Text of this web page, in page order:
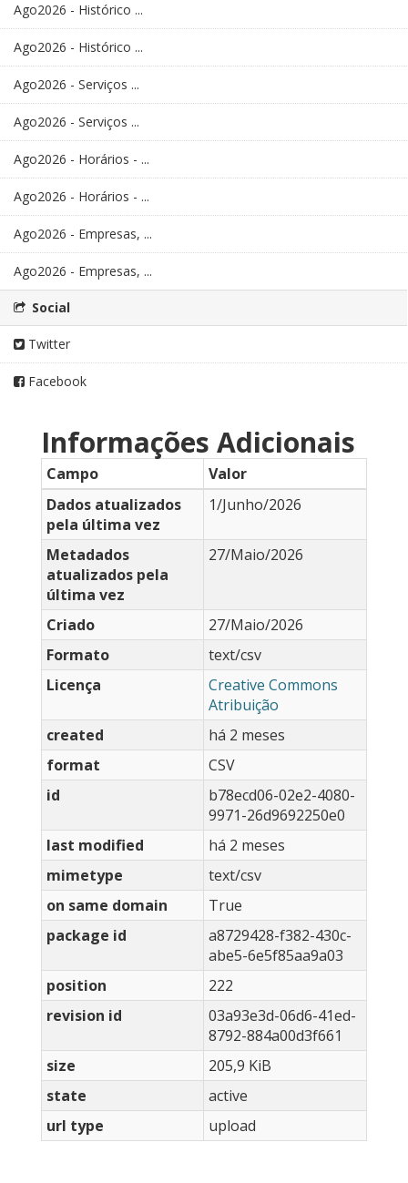
Ago2026 - Histórico ...
Ago2026 - Histórico ...
Ago2026 - Serviços ...
Ago2026 - Serviços ...
Ago2026 - Horários - ...
Ago2026 - Horários - ...
Ago2026 - Empresas, ...
Ago2026 - Empresas, ...
Social
Twitter
Facebook
Informações Adicionais
Campo
Valor
Dados atualizados
pela última vez
1/Junho/2026
Metadados
atualizados pela
última vez
27/Maio/2026
Criado
27/Maio/2026
Formato
text/csv
Licença
Creative Commons
Atribuição
created
há 2 meses
format
CSV
id
b78ecd06-02e2-4080-
9971-26d9692250e0
last modified
há 2 meses
mimetype
text/csv
on same domain
True
package id
a8729428-f382-430c-
abe5-6e5f85aa9a03
position
222
revision id
03a93e3d-06d6-41ed-
8792-884a00d3f661
size
205,9 KiB
state
active
url type
upload